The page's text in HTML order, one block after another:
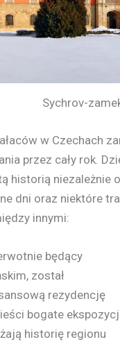
Sychrov-
w Czechach
przez cały rok.
historią niezależnie
dni oraz niektóre
innymi:
będący
został
rezydencję
bogate
historię regionu